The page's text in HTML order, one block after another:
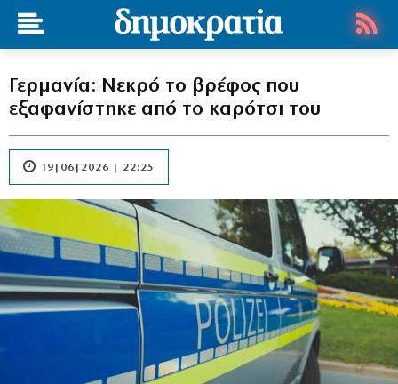
Γερμανία: Νεκρό το βρέφος που
εξαφανίστηκε από το καρότσι του
19|06|2026 | 22:25